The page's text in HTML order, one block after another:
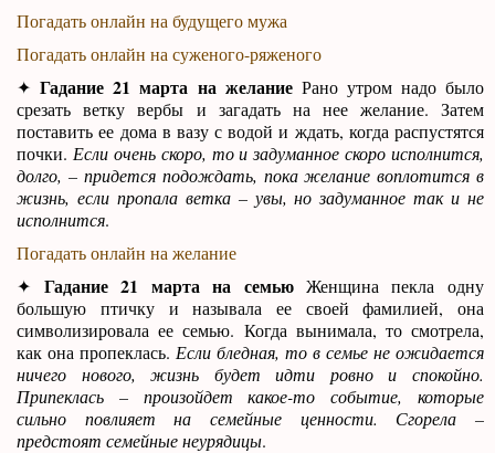
Погадать онлайн на будущего мужа
Погадать онлайн на суженого-ряженого
✦Гадание 21 марта на желаниеРано утром надо было
срезать ветку вербы и загадать на нее желание. Затем
поставить ее дома в вазу с водой и ждать, когда распустятся
почки. Если очень скоро, то и задуманное скоро исполнится,
долго, – придется подождать, пока желание воплотится в
жизнь, если пропала ветка – увы, но задуманное так и не
исполнится.
Погадать онлайн на желание
✦ Гадание 21 марта на семьюЖенщина пекла одну
большую птичку и называла ее своей фамилией, она
символизировала ее семью. Когда вынимала, то смотрела,
как она пропеклась. Если бледная, то в семье не ожидается
ничего нового, жизнь будет идти ровно и спокойно.
Припеклась – произойдет какое-то событие, которые
сильно повлияет на семейные ценности. Сгорела –
предстоят семейные неурядицы.